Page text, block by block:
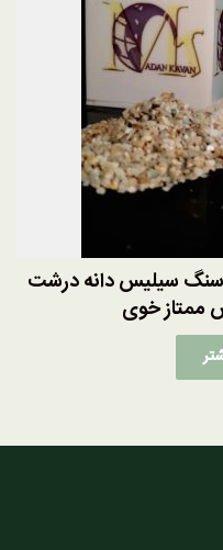
سنگ سیلیس دانه درشت
ممتاز خوی